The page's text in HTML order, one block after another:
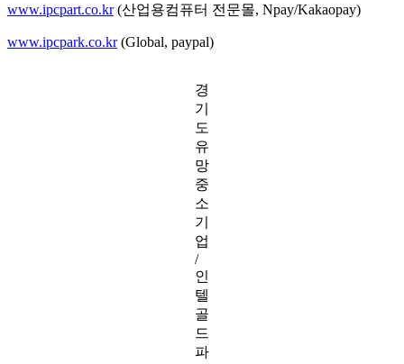
www.ipcpart.co.kr(산업용컴퓨터 전문몰, Npay/Kakaopay)
www.ipcpark.co.kr(Global, paypal)
경
기
도
유
망
중
소
기
업
/
인
텔
골
드
파